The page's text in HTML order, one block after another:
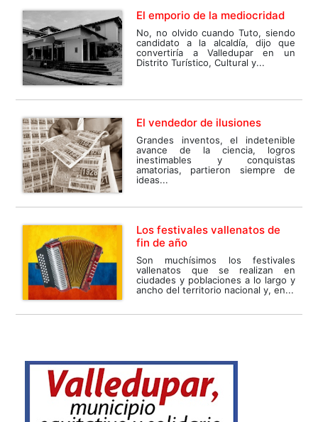
El emporio de la mediocridad
No, no olvido cuando Tuto, siendo
candidato a la alcaldía, dijo que
convertiría a Valledupar en un
Distrito Turístico, Cultural y...
El vendedor de ilusiones
Grandes inventos, el indetenible
avance de la ciencia, logros
inestimables y conquistas
amatorias, partieron siempre de
ideas...
Los festivales vallenatos de
fin de año
Son muchísimos los festivales
vallenatos que se realizan en
ciudades y poblaciones a lo largo y
ancho del territorio nacional y, en...